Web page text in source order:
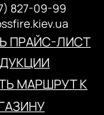
827-09-99
ПРАЙС-ЛИСТ
МАРШРУТ К